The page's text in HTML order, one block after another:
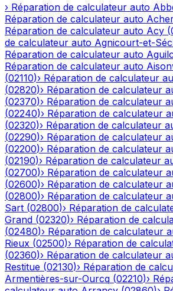
› Réparation de calculateur auto
Réparation de calculateur auto
Réparation de calculateur auto Acy (
de calculateur auto Agnicourt-et-
Réparation de calculateur auto
Réparation de calculateur auto
(02110)› Réparation de calculateur
(02820)› Réparation de calculateur
(02370)› Réparation de calculateur
(02240)› Réparation de calculateur
(02320)› Réparation de calculateur
(02290)› Réparation de calculateur
(02200)› Réparation de calculateur
(02190)› Réparation de calculateur
(02700)› Réparation de calculateur
(02600)› Réparation de calculateur
(02800)› Réparation de calculateur
Sart (02800)› Réparation de
Grand (02320)› Réparation de
(02480)› Réparation de calculateur
Rieux (02500)› Réparation de
(02360)› Réparation de calculateur
Restitue (02130)› Réparation de
Armentières-sur-Ourcq (02210)›